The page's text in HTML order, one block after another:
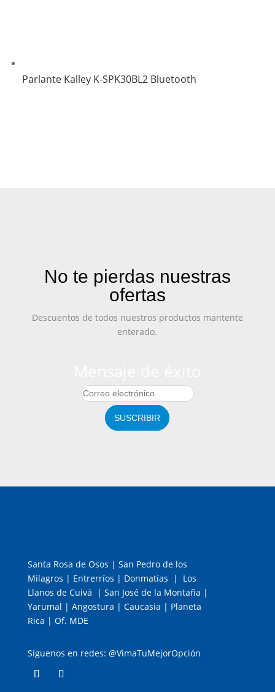
Parlante Kalley K-SPK30BL2 Bluetooth
No te pierdas nuestras
ofertas
Descuentos de todos nuestros productos mantente
enterado.
SUSCRIBIR
Santa Rosa de Osos | San Pedro de los
Milagros | Entrerríos | Donmatías | Los
Llanos de Cuivá | San José de la Montaña |
Yarumal | Angostura | Caucasia | Planeta
Rica | Of. MDE
Síguenos en redes: @VimaTuMejorOpción